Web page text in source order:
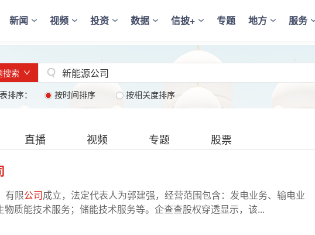
新闻 视频 投资 数据 信披+ 专题 地方 服务
搜索
排序： 按时间排序 按相关度排序
直播 视频 专题 股票
有限公司成立，法定代表人为郭建强，经营范围包含：发电业务、输电业
质能技术服务；储能技术服务等。企查查股权穿透显示，该...